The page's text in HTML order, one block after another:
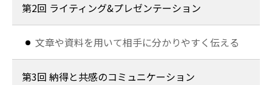
第2回 ライティング&プレゼンテーション
文章や資料を用いて相手に分かりやすく伝える
第3回 納得と共感のコミュニケーション